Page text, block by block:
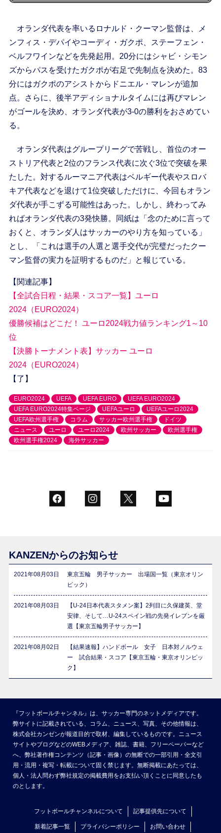
オランダ代表を率いるロナルド・クーマン監督は、メ
ンフィス・デパイやコーディ・ガクポ、ステーフェン・
ベルフワインなどを先発起用。20分にはシャビ・シモン
ズからパスを受けたガクポが右足で先制点を決めた。83
分にはガクポのアシストからドニエル・マレンが追加
点。さらに、後半アディショナルタイムには再びマレン
がゴールを決め、オランダ代表が3-0の勝利をおさめてい
る。
オランダ代表はグループリーグで苦戦し、首位のオー
ストリア代表と2位のフランス代表に次ぐ3位で突破を果
たした。対するルーマニア代表はベルギー代表やスロバ
キア代表などを退けて1位突破しただけに、今回もオラン
ダ代表が手こずる可能性はあった。しかし、終わってみ
ればオランダ代表の3発快勝。同紙は「念のために言って
おくと、オランダ人はサッカーのやり方を知っている」
とし、「これは選手の人選と選手交代が完璧だったクー
マン監督の実力を証明するものだ」と報じている。
【関連記事】
【全試合日程・結果・スコア一覧】ユーロ
2024（EURO2024）
優勝候補はどこだ！ ユーロ2024戦力値ランキング1～10
位
【決勝トーナメント表】サッカー ユーロ
2024（EURO2024）
【了】
EURO2024 UEFA UEFA EURO
UEFA EURO2024
UEFA EURO2024特集ページ
UEFAユーロ
UEFAユーロ2024
UEFA欧州選手権
コラム サッカー欧州選手権
ドイツ
ニュース
ユーロ ユーロ2024 欧州サッカー
欧州選手権
欧州選手権2024
海外サッカー
KANZENからのお知らせ
2021年08月03日
東京五輪 男子サッカー 出場国一覧（東京オリン
ピック）
2021年08月03日
【U-24日本代表スタメン案】2列目に久保建英、堂
安律、そして…U-24スペイン戦の先発イレブンを厳
選【東京五輪男子サッカー】
2021年08月02日
【結果速報】ハンドボール 女子 日本対ノルウェ
ー 試合結果・スコア【東京五輪・東京オリンピッ
ク】
『フットボールチャンネル』は、サッカー専門のネットメディアです。
弊サイトに記載されている、コラム、ニュース、写真、その他情報は、
株式会社カンゼンが報道目的で取材、編集しているものです。ニュース
サイトやブログなどのWEBメディア、雑誌、書籍、フリーペーパーなど
へ、弊社著作権コンテンツ（記事・画像）の無断での一部引用・全文引
用・流用・複写・転載について固く禁じます。無断掲載にあたっては、
個人・法人問わず弊社規定の掲載費用をお支払い頂くことに同意したも
のとします。
フットボールチャンネルについて 記事提供先について
新着記事一覧 プライバシーポリシー お問い合わせ